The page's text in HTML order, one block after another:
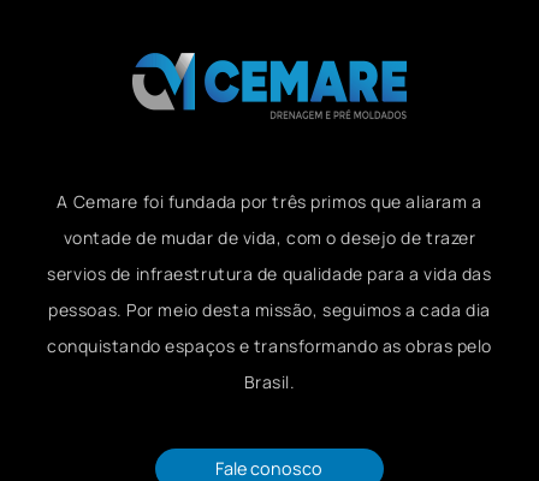
A Cemare foi fundada por três primos que aliaram a
vontade de mudar de vida, com o desejo de trazer
servios de infraestrutura de qualidade para a vida das
pessoas. Por meio desta missão, seguimos a cada dia
conquistando espaços e transformando as obras pelo
Brasil.
Fale conosco